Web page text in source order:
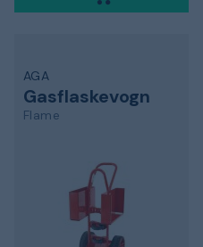
AGA
Gasflaskevogn
Flame